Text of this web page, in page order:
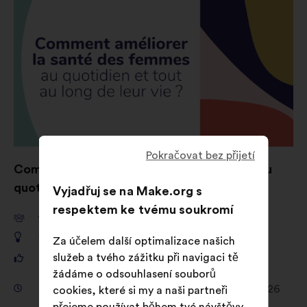
Comment améliorer la santé des femmes au
quotidien et tout au long de leur vie ?
10 962
účastníků/ič
1 257
návrhů
161 903 hlasů
Konzultace od 4. února 2026 do 12. dubna 2026
Pokračovat bez přijetí
Vyjadřuj se na Make.org s
respektem ke tvému soukromí
Za účelem další optimalizace našich
služeb a tvého zážitku při navigaci tě
žádáme o odsouhlasení souborů
cookies, které si my a naši partneři